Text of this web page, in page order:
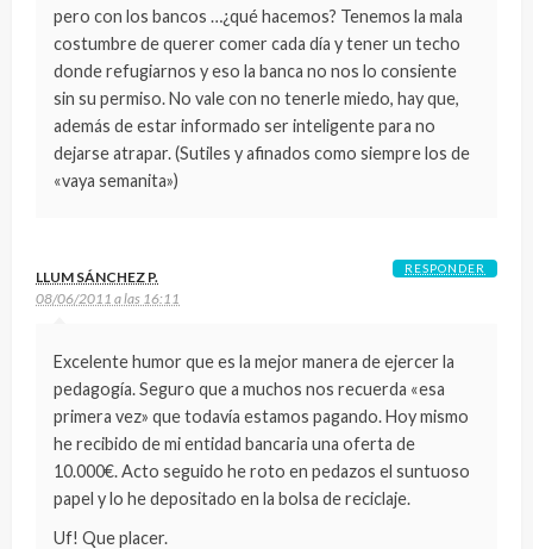
pero con los bancos …¿qué hacemos? Tenemos la mala
costumbre de querer comer cada día y tener un techo
donde refugiarnos y eso la banca no nos lo consiente
sin su permiso. No vale con no tenerle miedo, hay que,
además de estar informado ser inteligente para no
dejarse atrapar. (Sutiles y afinados como siempre los de
«vaya semanita»)
LLUM SÁNCHEZ P.
08/06/2011 a las 16:11
Excelente humor que es la mejor manera de ejercer la
pedagogía. Seguro que a muchos nos recuerda «esa
primera vez» que todavía estamos pagando. Hoy mismo
he recibido de mi entidad bancaria una oferta de
10.000€. Acto seguido he roto en pedazos el suntuoso
papel y lo he depositado en la bolsa de reciclaje.
Uf! Que placer.
RESPONDER